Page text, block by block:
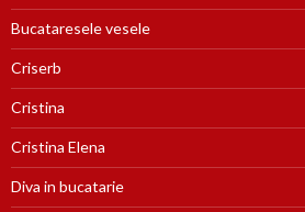
Bucataresele vesele
Criserb
Cristina
Cristina Elena
Diva in bucatarie